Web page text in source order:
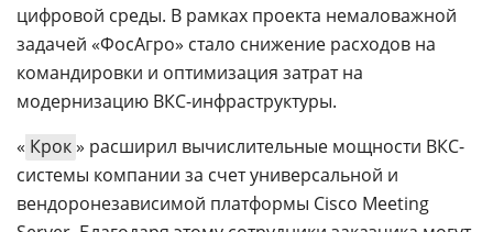
цифровой среды. В рамках проекта немаловажной
задачей «ФосАгро» стало снижение расходов на
командировки и оптимизация затрат на
модернизацию ВКС-инфраструктуры.
« Крок» расширил вычислительные мощности ВКС-
системы компании за счет универсальной и
вендоронезависимой платформы Cisco Meeting